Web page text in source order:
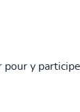
pour y